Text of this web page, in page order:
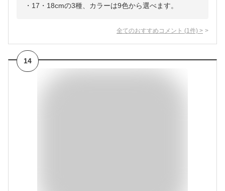
・17・18cmの3種、カラーは9色から選べます。
全てのおすすめコメント (1 件) >
14